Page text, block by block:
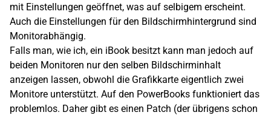
mit Einstellungen geöffnet, was auf selbigem erscheint.
Auch die Einstellungen für den Bildschirmhintergrund sind
Monitorabhängig.
Falls man, wie ich, ein iBook besitzt kann man jedoch auf
beiden Monitoren nur den selben Bildschirminhalt
anzeigen lassen, obwohl die Grafikkarte eigentlich zwei
Monitore unterstützt. Auf den PowerBooks funktioniert das
problemlos. Daher gibt es einen Patch (der übrigens schon